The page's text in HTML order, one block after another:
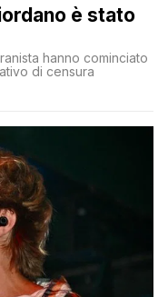
è stato
hanno cominciato
di censura